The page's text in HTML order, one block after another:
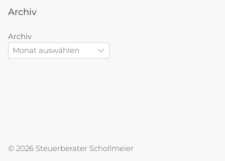
Archiv
Archiv
© 2026 Steuerberater Schollmeier